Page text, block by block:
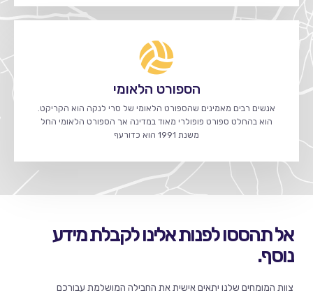
הספורט הלאומי
אנשים רבים מאמינים שהספורט הלאומי של סרי לנקה הוא הקריקט.
הוא בהחלט ספורט פופולרי מאוד במדינה אך הספורט הלאומי החל
משנת 1991 הוא כדורעף
אל תהססו לפנות אלינו לקבלת מידע
נוסף.
צוות המומחים שלנו יתאים אישית את החבילה המושלמת עבורכם